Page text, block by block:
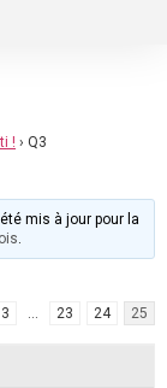
! › Q3
mis à jour pour la
.
3 … 23 24 25